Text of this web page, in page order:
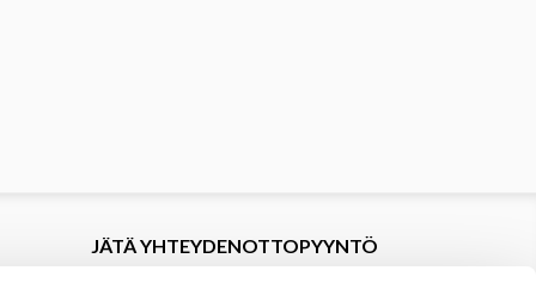
JÄTÄ YHTEYDENOTTOPYYNTÖ